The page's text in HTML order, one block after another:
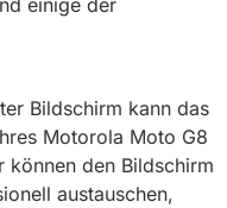
einige der
Bildschirm kann das
Motorola Moto G8
können den Bildschirm
austauschen,